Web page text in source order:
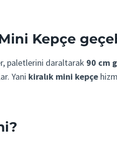
Kepçe
paletlerini daraltarak 90 cm
Yani kiralık mini kepçe